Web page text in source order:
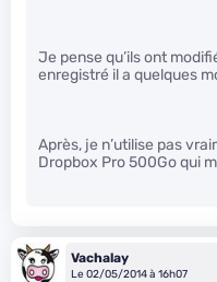
Je pense qu’ils ont
enregistré il a quelques
Après, je n’utilise pas
Dropbox Pro 500Go qui
Vachalay
Le 02/05/2014 à 16h07